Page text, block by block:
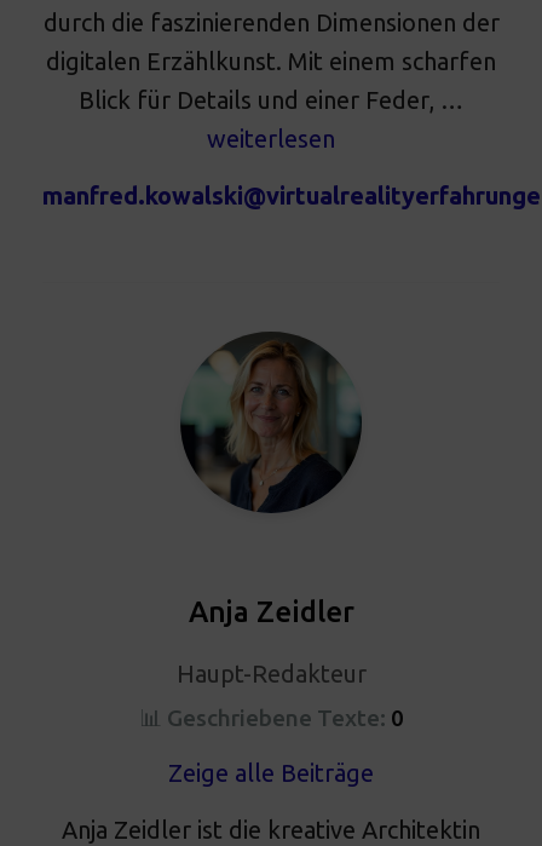
durch die faszinierenden Dimensionen der
digitalen Erzählkunst. Mit einem scharfen
Blick für Details und einer Feder, …
weiterlesen
Anja Zeidler
Haupt-Redakteur
📊 Geschriebene Texte: 0
Zeige alle Beiträge
Anja Zeidler ist die kreative Architektin